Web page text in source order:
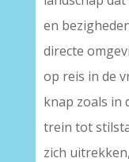
en
directe
op reis in de
knap zoals in
trein tot
zich